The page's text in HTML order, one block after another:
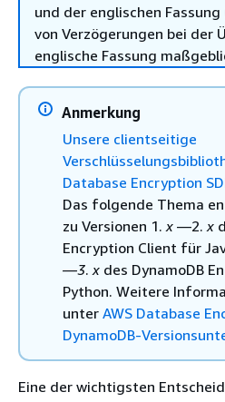
und der englischen
von Verzögerungen bei der
englische Fassung
Anmerkung
Unsere clientseitige
Database Encryption
Das folgende Thema
zu Versionen 1.x —2.x
Encryption Client für
—3.x des DynamoDB
Python. Weitere
unter AWS Database
DynamoDB-
Eine der wichtigsten